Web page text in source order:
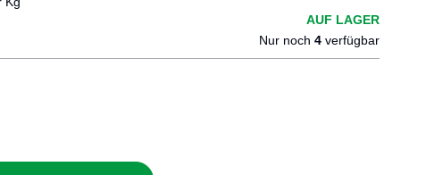
AUF LAGER
Nur noch 4 verfügbar